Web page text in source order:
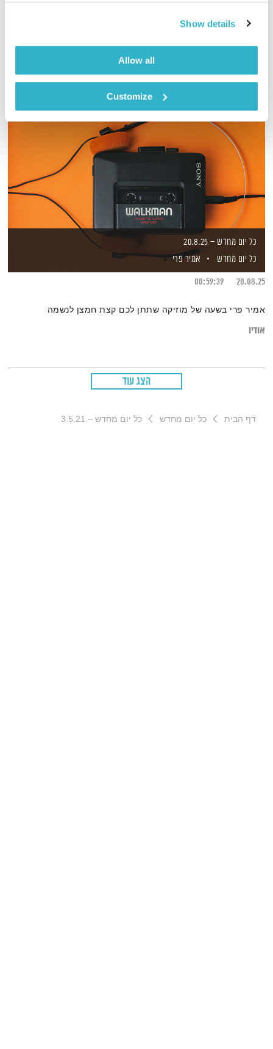
Show details
Allow all
Customize
אודיו
כל יום מחדש – 20.8.25
כל יום מחדש
אמיר פרי
20.08.25
00:59:39
אמיר פרי בשעה של מוזיקה שתתן לכם קצת חמצן לנשמה
אודיו
הצג עוד
דף הבית כל יום מחדש כל יום מחדש – 3.5.21